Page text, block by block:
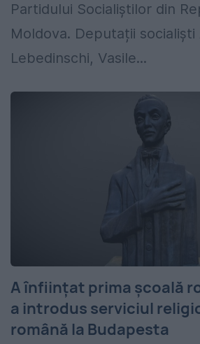
Partidului Socialiștilor din
Moldova. Deputații socialiști
Lebedinschi, Vasile...
A înființat prima școală
a introdus serviciul
română la Budapesta